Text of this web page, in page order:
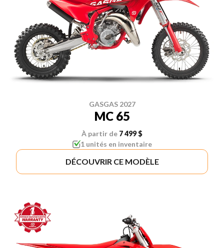
GASGAS 2027
MC 65
À partir de 7 499 $
1 unités en inventaire
DÉCOUVRIR CE MODÈLE